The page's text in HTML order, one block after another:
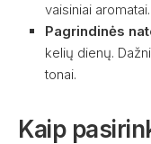
vaisiniai aromatai.
Pagrindinės
kelių dienų.
tonai.
Kaip